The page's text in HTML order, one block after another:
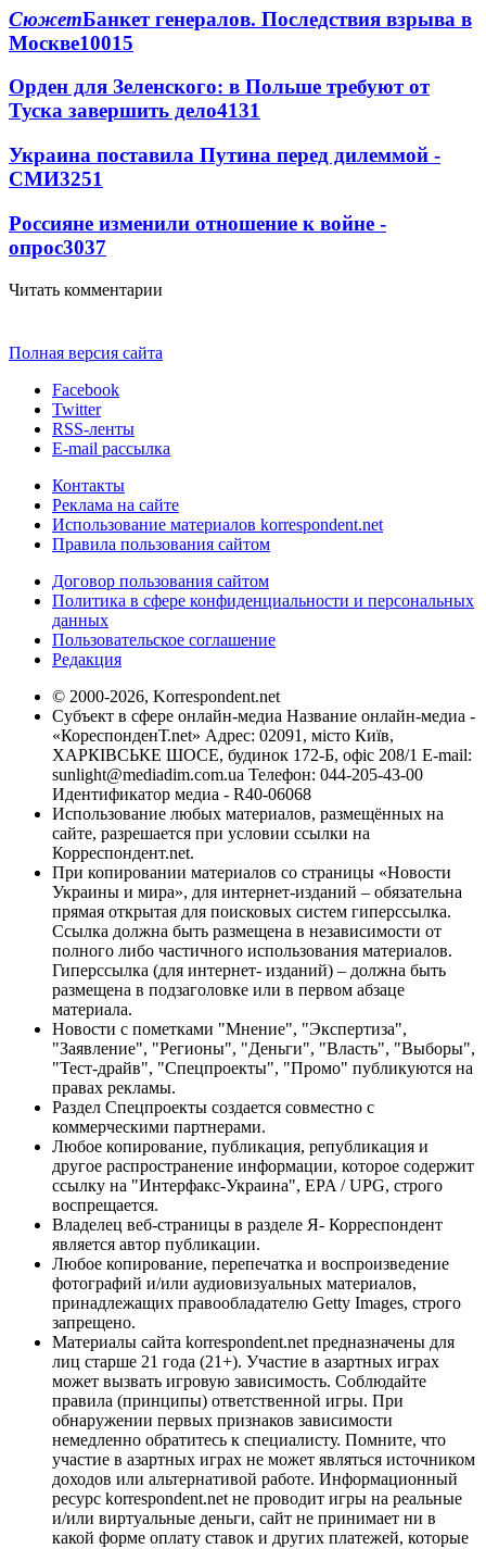
СюжетБанкет генералов. Последствия взрыва в
Москве10015
Орден для Зеленского: в Польше требуют от
Туска завершить дело4131
Украина поставила Путина перед дилеммой -
СМИ3251
Россияне изменили отношение к войне -
опрос3037
Читать комментарии
Полная версия сайта
Facebook
Twitter
RSS-ленты
E-mail рассылка
Контакты
Реклама на сайте
Использование материалов korrespondent.net
Правила пользования сайтом
Договор пользования сайтом
Политика в сфере конфиденциальности и персональных
данных
Пользовательское соглашение
Редакция
© 2000-2026, Korrespondent.net
Субъект в сфере онлайн-медиа Название онлайн-медиа -
«КореспонденТ.net» Адрес: 02091, місто Київ,
ХАРКІВСЬКЕ ШОСЕ, будинок 172-Б, офіс 208/1 E-mail:
sunlight@mediadim.com.ua Телефон: 044-205-43-00
Идентификатор медиа - R40-06068
Использование любых материалов, размещённых на
сайте, разрешается при условии ссылки на
Корреспондент.net.
При копировании материалов со страницы «Новости
Украины и мира», для интернет-изданий – обязательна
прямая открытая для поисковых систем гиперссылка.
Ссылка должна быть размещена в независимости от
полного либо частичного использования материалов.
Гиперссылка (для интернет- изданий) – должна быть
размещена в подзаголовке или в первом абзаце
материала.
Новости с пометками "Мнение", "Экспертиза",
"Заявление", "Регионы", "Деньги", "Власть", "Выборы",
"Тест-драйв", "Спецпроекты", "Промо" публикуются на
правах рекламы.
Раздел Спецпроекты создается совместно с
коммерческими партнерами.
Любое копирование, публикация, републикация и
другое распространение информации, которое содержит
ссылку на "Интерфакс-Украина", EPA / UPG, строго
воспрещается.
Владелец веб-страницы в разделе Я- Корреспондент
является автор публикации.
Любое копирование, перепечатка и воспроизведение
фотографий и/или аудиовизуальных материалов,
принадлежащих правообладателю Getty Images, строго
запрещено.
Материалы сайта korrespondent.net предназначены для
лиц старше 21 года (21+). Участие в азартных играх
может вызвать игровую зависимость. Соблюдайте
правила (принципы) ответственной игры. При
обнаружении первых признаков зависимости
немедленно обратитесь к специалисту. Помните, что
участие в азартных играх не может являться источником
доходов или альтернативой работе. Информационный
ресурс korrespondent.net не проводит игры на реальные
и/или виртуальные деньги, сайт не принимает ни в
какой форме оплату ставок и других платежей, которые